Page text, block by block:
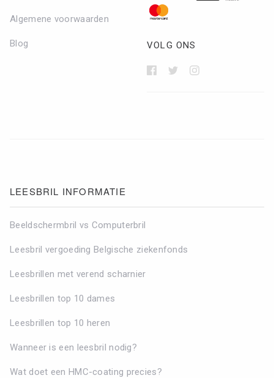
Algemene voorwaarden
Blog VOLG ONS
LEESBRIL INFORMATIE
Beeldschermbril vs Computerbril
Leesbril vergoeding Belgische ziekenfonds
Leesbrillen met verend scharnier
Leesbrillen top 10 dames
Leesbrillen top 10 heren
Wanneer is een leesbril nodig?
Wat doet een HMC-coating precies?